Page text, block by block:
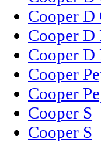
Cooper D
Cooper D
Cooper D
Cooper
Cooper
Cooper S
Cooper S